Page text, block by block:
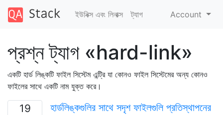
ইউনিক্স এবং লিনাক্স ট্যাগ Account
প্রশ্ন ট্যাগ «hard-link»
একটি হার্ড লিঙ্কটি ফাইল সিস্টেম এন্ট্রি যা কোনও ফাইল সিস্টেমের অন্য কোনও
ফাইলের সাথে একটি নাম যুক্ত করে।
19
হার্ডলিঙ্কগুলির সাথে সদৃশ ফাইলগুলি প্রতিস্থাপনের